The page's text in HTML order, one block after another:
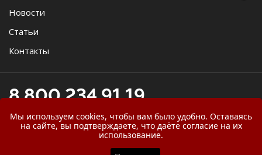
Новости
Статьи
Контакты
8 800 234 91 19
online@agromast.ru
ООО "АгроМаст"
Мы используем cookies, чтобы вам было удобно. Оставаясь
на сайте, вы подтверждаете, что даёте согласие на их
использование.